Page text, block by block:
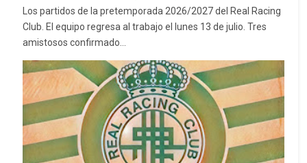
Los partidos de la pretemporada 2026/2027 del Real Racing
Club. El equipo regresa al trabajo el lunes 13 de julio. Tres
amistosos confirmado...